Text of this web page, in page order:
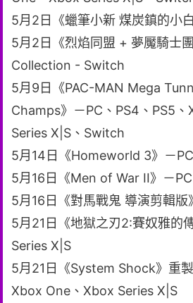
5月2日《蠟筆小新 煤炭鎮的小
5月2日《烈焰同盟 + 夢魘騎士
Collection - Switch
5月9日《PAC-MAN Mega
Champs》－PC、PS4、PS5
Series X|S、Switch
5月14日《Homeworld 3》－PC
5月16日《Men of War II》－PC
5月16日《對馬戰鬼 導演剪輯版
5月21日《地獄之刃2:賽奴雅的
Series X|S
5月21日《System Shock》重
Xbox One、Xbox Series X|S